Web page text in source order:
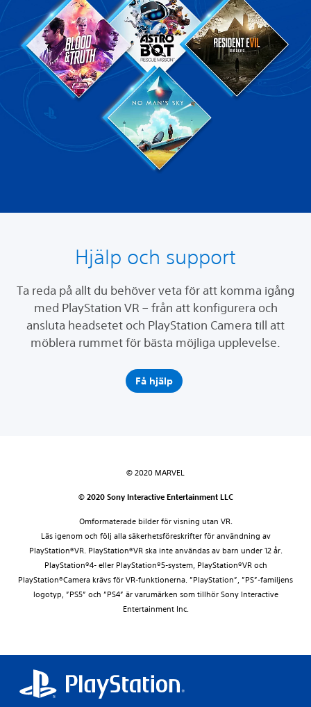
Hjälp och support
Ta reda på allt du behöver veta för att komma igång
med PlayStation VR – från att konfigurera och
ansluta headsetet och PlayStation Camera till att
möblera rummet för bästa möjliga upplevelse.
Få hjälp
© 2020 MARVEL
© 2020 Sony Interactive Entertainment LLC
Omformaterade bilder för visning utan VR.
Läs igenom och följ alla säkerhetsföreskrifter för användning av
PlayStation®VR. PlayStation®VR ska inte användas av barn under 12 år.
PlayStation®4- eller PlayStation®5-system, PlayStation®VR och
PlayStation®Camera krävs för VR-funktionerna. ”PlayStation”, ”PS”-familjens
logotyp, ”PS5” och ”PS4” är varumärken som tillhör Sony Interactive
Entertainment Inc.